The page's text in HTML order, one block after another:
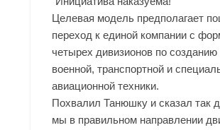
Целевая модель предполагает
переход к единой компании с
четырех дивизионов по созданию
военной, транспортной и
авиационной техники.
Похвалил Танюшку и сказал так
мы в правильном направлении